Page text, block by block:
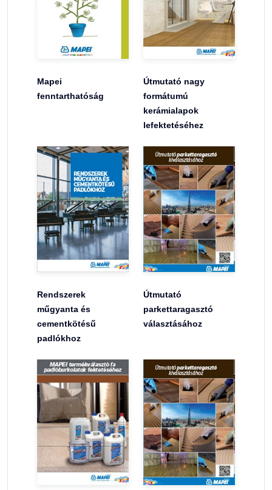
Mapei
fenntarthatóság
Útmutató nagy
formátumú
kerámialapok
lefektetéséhez
Rendszerek
műgyanta és
cementkötésű
padlókhoz
Útmutató
parkettaragasztó
választásához